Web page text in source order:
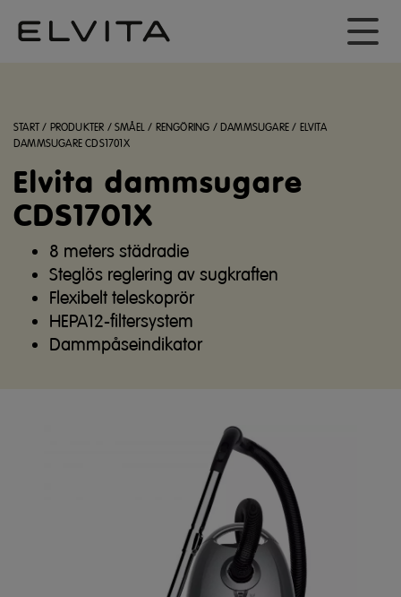
START / PRODUKTER /SMÅEL / RENGÖRING /DAMMSUGARE / ELVITA
DAMMSUGARE CDS1701X
Elvita dammsugare
CDS1701X
8 meters städradie
Steglös reglering av sugkraften
Flexibelt teleskoprör
HEPA12-filtersystem
Dammpåseindikator